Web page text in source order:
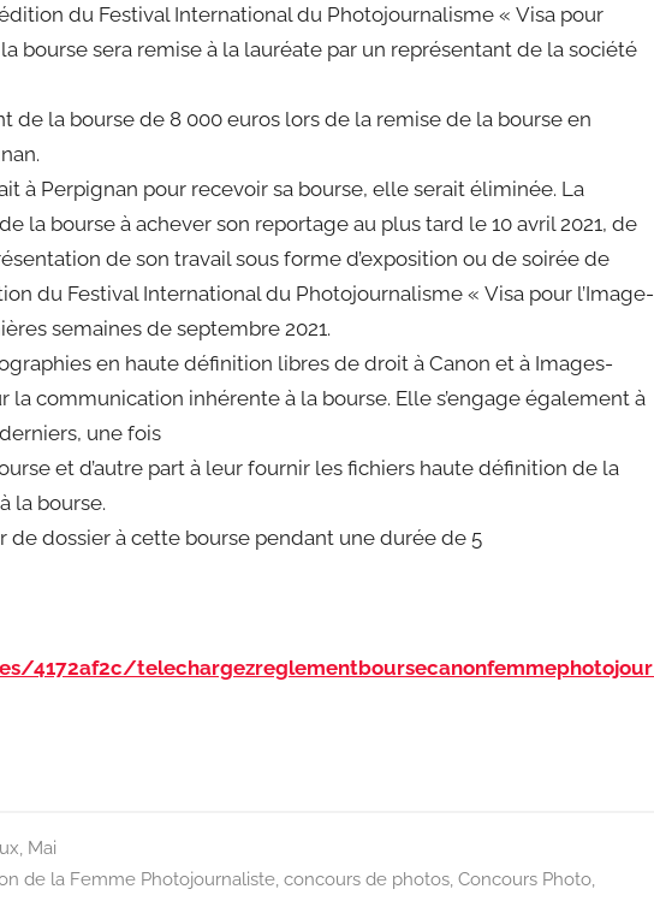
du Festival International du Photojournalisme « Visa pour
bourse sera remise à la lauréate par un représentant de la société
de la bourse de 8 000 euros lors de la remise de la bourse en
à Perpignan pour recevoir sa bourse, elle serait éliminée. La
la bourse à achever son reportage au plus tard le 10 avril 2021, de
de son travail sous forme d’exposition ou de soirée de
du Festival International du Photojournalisme « Visa pour l’Image-
semaines de septembre 2021.
en haute définition libres de droit à Canon et à Images-
la communication inhérente à la bourse. Elle s’engage également à
une fois
et d’autre part à leur fournir les fichiers haute définition de la
la bourse.
de dossier à cette bourse pendant une durée de 5
4172af2c/
, Mai
de la Femme Photojournaliste, concours de photos, Concours Photo,